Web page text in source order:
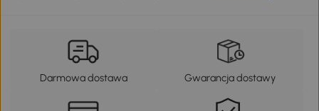
Darmowa dostawa Gwarancja dostawy